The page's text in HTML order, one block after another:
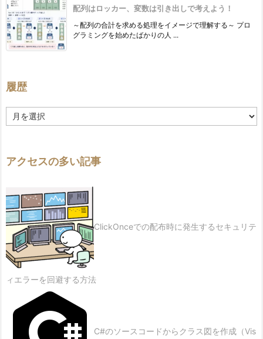
配列はロッカー、変数は引き出しで考えよう！
～配列の合計を求める処理をイメージで理解する～ プロ
グラミングを始めたばかりの人 ...
履歴
歴
アクセスの多い記事
ClickOnceでの配布時に発生するセキュリテ
ィエラーを回避する方法
C#のソースコードからクラス図を作成（Vis